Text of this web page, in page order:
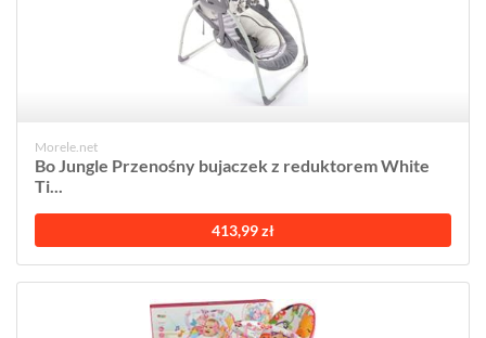
Morele.net
Bo Jungle Przenośny bujaczek z reduktorem White
Ti...
413,99 zł